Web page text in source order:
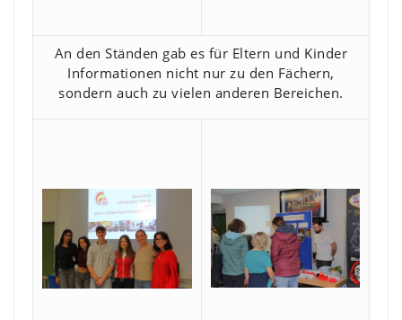
An den Ständen gab es für Eltern und Kinder
Informationen nicht nur zu den Fächern,
sondern auch zu vielen anderen Bereichen.